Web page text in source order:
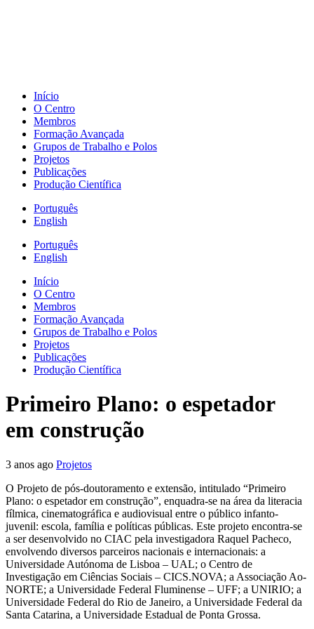
Início
O Centro
Membros
Formação Avançada
Grupos de Trabalho e Polos
Projetos
Publicações
Produção Científica
Português
English
Português
English
Início
O Centro
Membros
Formação Avançada
Grupos de Trabalho e Polos
Projetos
Publicações
Produção Científica
Primeiro Plano: o espetador
em construção
3 anos ago Projetos
O Projeto de pós-doutoramento e extensão, intitulado “Primeiro
Plano: o espetador em construção”, enquadra-se na área da literacia
fílmica, cinematográfica e audiovisual entre o público infanto-
juvenil: escola, família e políticas públicas. Este projeto encontra-se
a ser desenvolvido no CIAC pela investigadora Raquel Pacheco,
envolvendo diversos parceiros nacionais e internacionais: a
Universidade Autónoma de Lisboa – UAL; o Centro de
Investigação em Ciências Sociais – CICS.NOVA; a Associação Ao-
NORTE; a Universidade Federal Fluminense – UFF; a UNIRIO; a
Universidade Federal do Rio de Janeiro, a Universidade Federal da
Santa Catarina, a Universidade Estadual de Ponta Grossa.